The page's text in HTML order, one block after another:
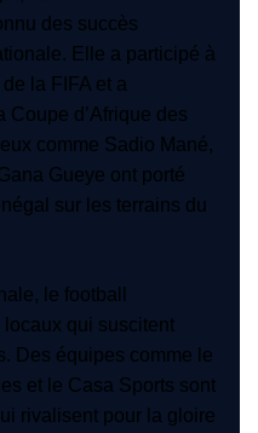
des succès
Elle a participé à
la FIFA et a
Coupe d’Afrique des
comme Sadio Mané,
Gueye ont porté
sur les terrains du
le football
qui suscitent
Des équipes comme le
et le Casa Sports sont
rivalisent pour la gloire